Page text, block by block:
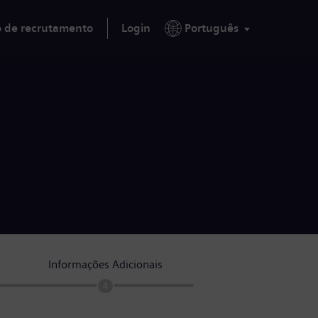
de recrutamento Login Português
Informações Adicionais